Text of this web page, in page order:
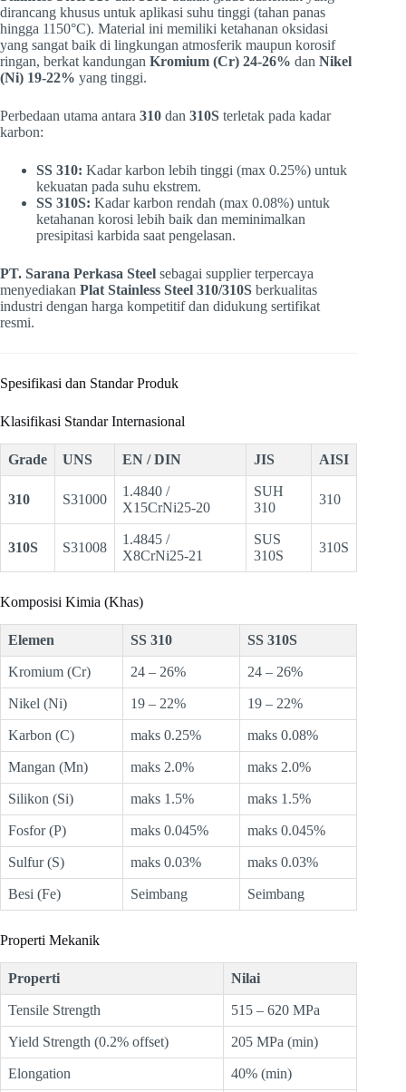
dirancang khusus untuk aplikasi suhu tinggi (tahan panas
hingga 1150°C). Material ini memiliki ketahanan oksidasi
yang sangat baik di lingkungan atmosferik maupun korosif
ringan, berkat kandungan Kromium (Cr) 24-26% dan Nikel
(Ni) 19-22% yang tinggi.
Perbedaan utama antara 310 dan 310S terletak pada kadar
karbon:
SS 310: Kadar karbon lebih tinggi (max 0.25%) untuk
kekuatan pada suhu ekstrem.
SS 310S: Kadar karbon rendah (max 0.08%) untuk
ketahanan korosi lebih baik dan meminimalkan
presipitasi karbida saat pengelasan.
PT. Sarana Perkasa Steel sebagai supplier terpercaya
menyediakan Plat Stainless Steel 310/310S berkualitas
industri dengan harga kompetitif dan didukung sertifikat
resmi.
Spesifikasi dan Standar Produk
Klasifikasi Standar Internasional
Grade UNS EN / DIN JIS AISI
310 S31000
1.4840 /
X15CrNi25-20
SUH
310
310
310S S31008
1.4845 /
X8CrNi25-21
SUS
310S
310S
Komposisi Kimia (Khas)
Elemen SS 310 SS 310S
Kromium (Cr) 24 – 26% 24 – 26%
Nikel (Ni) 19 – 22% 19 – 22%
Karbon (C) maks 0.25% maks 0.08%
Mangan (Mn) maks 2.0% maks 2.0%
Silikon (Si) maks 1.5% maks 1.5%
Fosfor (P) maks 0.045% maks 0.045%
Sulfur (S) maks 0.03% maks 0.03%
Besi (Fe) Seimbang Seimbang
Properti Mekanik
Properti Nilai
Tensile Strength 515 – 620 MPa
Yield Strength (0.2% offset) 205 MPa (min)
Elongation 40% (min)